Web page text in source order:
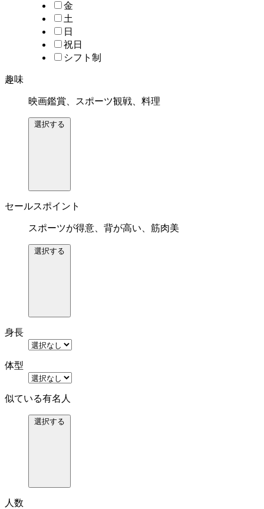
金
土
日
祝日
シフト制
趣味
映画鑑賞、スポーツ観戦、料理
選択する
セールスポイント
スポーツが得意、背が高い、筋肉美
選択する
身長
体型
似ている有名人
選択する
人数